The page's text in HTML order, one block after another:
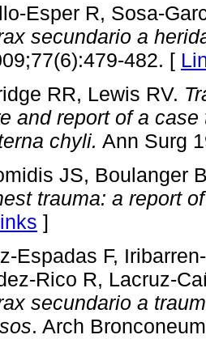
Esper R, Sosa-
secundario a
482. [
RR, Lewis RV.
and report of a
chyli. Ann Surg
JS, Boulanger
trauma: a report
]
Espadas F,
Rico R, Lacruz-
secundario a
. Arch